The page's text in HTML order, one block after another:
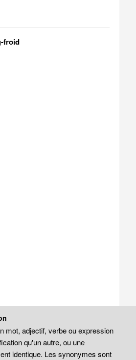
froid
mot, adjectif, verbe ou expression
qu'un autre, ou une
identique. Les synonymes sont